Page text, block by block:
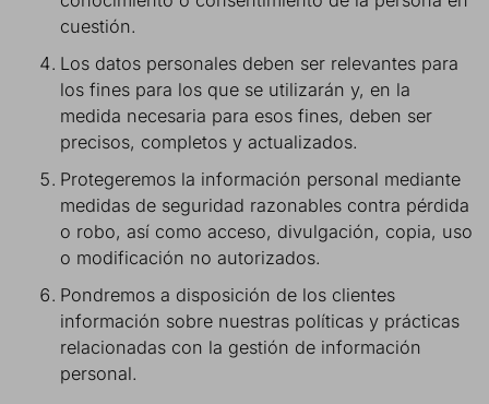
cuestión.
Los datos personales deben ser relevantes para
los fines para los que se utilizarán y, en la
medida necesaria para esos fines, deben ser
precisos, completos y actualizados.
Protegeremos la información personal mediante
medidas de seguridad razonables contra pérdida
o robo, así como acceso, divulgación, copia, uso
o modificación no autorizados.
Pondremos a disposición de los clientes
información sobre nuestras políticas y prácticas
relacionadas con la gestión de información
personal.